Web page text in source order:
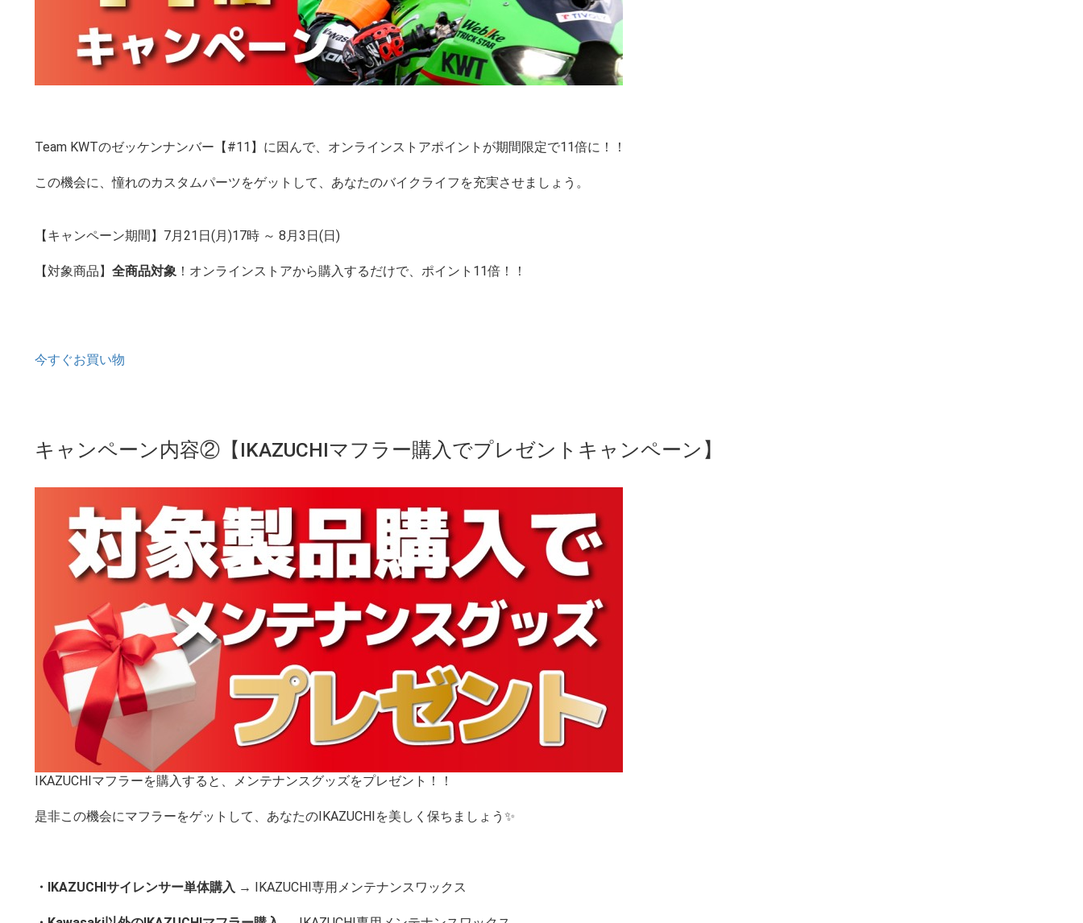
Team KWTのゼッケンナンバー【#11】に因んで、オンラインストアポイントが期間限定で11倍に！！
この機会に、憧れのカスタムパーツをゲットして、あなたのバイクライフを充実させましょう。
【キャンペーン期間】7月21日(月)17時 ～ 8月3日(日)
【対象商品】 全商品対象！オンラインストアから購入するだけで、ポイント11倍！！
今すぐお買い物
キャンペーン内容②【IKAZUCHIマフラー購入でプレゼントキャンペーン】
IKAZUCHIマフラーを購入すると、メンテナンスグッズをプレゼント！！
是非この機会にマフラーをゲットして、あなたのIKAZUCHIを美しく保ちましょう✨
・IKAZUCHIサイレンサー単体購入 → IKAZUCHI専用メンテナンスワックス